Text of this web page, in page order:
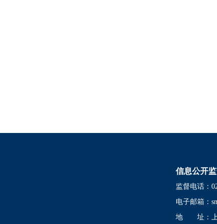
信息公开
监督电话：
电子邮箱：
地 址：上